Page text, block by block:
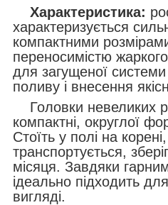
Характеристика:
характеризується
компактними
переносимістю
для загущеної системи
поливу і внесення
Головки невеликих
компактні, округлої
Стоїть у полі на
транспортується,
місяця. Завдяки
ідеально підходить
вигляді.